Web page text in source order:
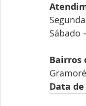
Sábado
Bairros
Data